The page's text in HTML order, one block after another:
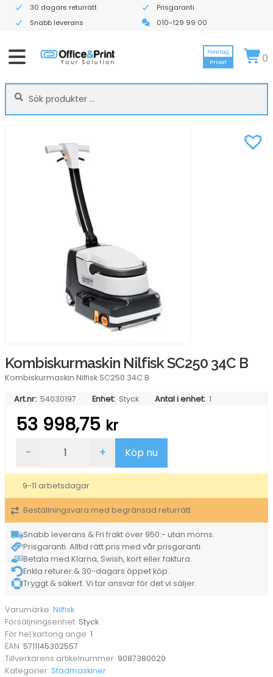
30 dagars returrätt
Prisgaranti
Snabb leverans
010-129 99 00
Sök
efter:
Sök
Företag
Privat
0
Kombiskurmaskin Nilfisk SC250 34C B
Kombiskurmaskin Nilfisk SC250 34C B
Art.nr: 54030197 Enhet: Styck Antal i enhet: 1
53 998,75 kr
Nilfisk
34C
mängd
- + Köp nu
9-11 arbetsdagar
Beställningsvara med begränsad returrätt
Snabb leverans & Fri frakt över 950:- utan moms.
Prisgaranti. Alltid rätt pris med vår prisgaranti.
Betala med Klarna, Swish, kort eller faktura.
Enkla returer & 30-dagars öppet köp.
Tryggt & säkert. Vi tar ansvar för det vi säljer.
Varumärke Nilfisk
Försäljningsenhet Styck
För hel kartong ange 1
EAN 5711145302557
Tillverkarens artikelnummer 9087380020
Kategorier Städmaskiner